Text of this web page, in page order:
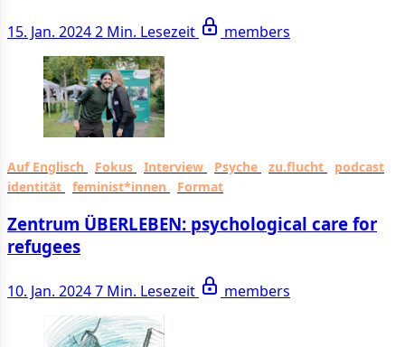
15. Jan. 20242 Min. Lesezeit members
Auf Englisch Fokus Interview Psyche zu.flucht
podcast
identität
feminist*innen Format
Zentrum ÜBERLEBEN: psychological care for
refugees
10. Jan. 20247 Min. Lesezeit members